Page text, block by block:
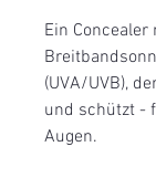
Ein Concealer
(UVA/UVB),
und schützt -
Augen.